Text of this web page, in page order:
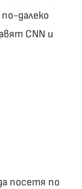
далеко
CNN и
посетя по